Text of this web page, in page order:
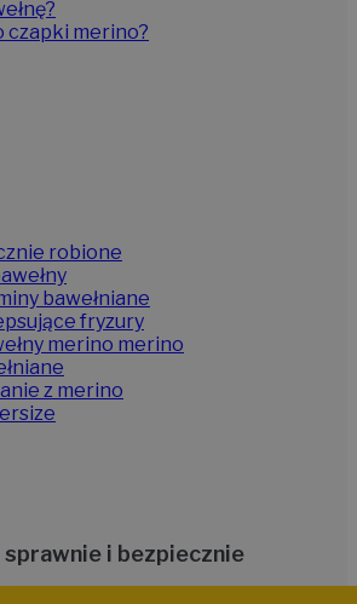
czapki merino?
robione
bawełniane
fryzury
merino merino
z merino
sprawnie i bezpiecznie